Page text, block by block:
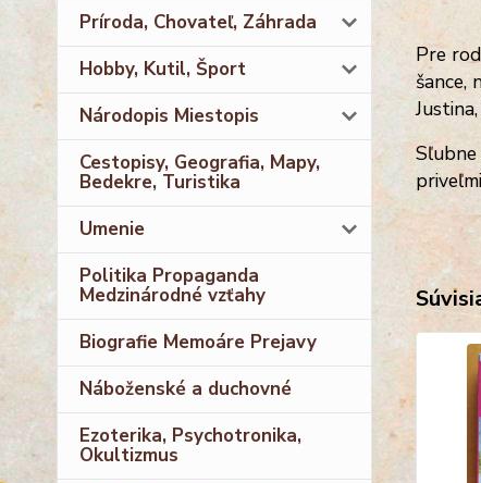
Príroda, Chovateľ, Záhrada
Hobby, Kutil, Šport
Národopis Miestopis
Cestopisy, Geografia, Mapy,
Bedekre, Turistika
Umenie
Politika Propaganda
Medzinárodné vzťahy
Biografie Memoáre Prejavy
Náboženské a duchovné
Ezoterika, Psychotronika,
Okultizmus
Pre
šance,
Sľubne